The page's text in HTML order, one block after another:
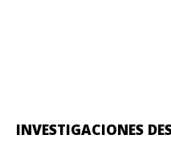
INVESTIGACIONES